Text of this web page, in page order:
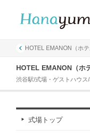
HOTEL EMANON（ホテ
HOTEL EMANON（ホ
渋谷駅/式場・ゲストハウス
式場トップ